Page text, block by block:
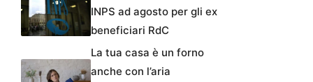
INPS ad agosto per gli ex
beneficiari RdC
La tua casa è un forno
anche con l’aria